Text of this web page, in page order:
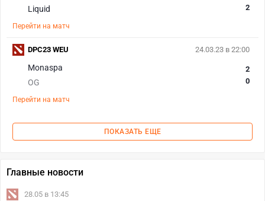
Liquid
2
Перейти на матч
24.03.23 в 22:00
Monaspa
OG
2
0
Перейти на матч
DPC23 WEU
ПОКАЗАТЬ ЕЩЕ
Главные новости
28.05 в 13:45